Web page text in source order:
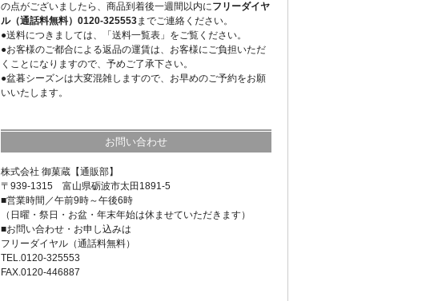
の点がございましたら、商品到着後一週間以内にフリーダイヤ
ル（通話料無料）0120-325553までご連絡ください。
●送料につきましては、「送料一覧表」をご覧ください。
●お客様のご都合による返品の運賃は、お客様にご負担いただ
くことになりますので、予めご了承下さい。
●盆暮シーズンは大変混雑しますので、お早めのご予約をお願
いいたします。
お問い合わせ
株式会社 御菓蔵【通販部】
〒939-1315 富山県砺波市太田1891-5
■営業時間／午前9時～午後6時
（日曜・祭日・お盆・年末年始は休ませていただきます）
■お問い合わせ・お申し込みは
フリーダイヤル（通話料無料）
TEL.0120-325553
FAX.0120-446887